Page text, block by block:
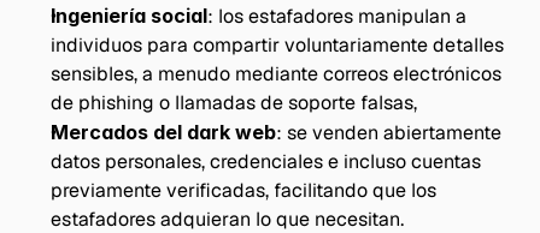
Ingeniería social: los estafadores manipulan a
individuos para compartir voluntariamente detalles
sensibles, a menudo mediante correos electrónicos
de phishing o llamadas de soporte falsas,
Mercados del dark web: se venden abiertamente
datos personales, credenciales e incluso cuentas
previamente verificadas, facilitando que los
estafadores adquieran lo que necesitan.